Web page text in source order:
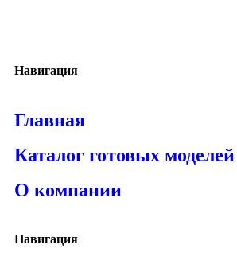
Навигация
Главная
Каталог готовых моделей
О компании
Навигация